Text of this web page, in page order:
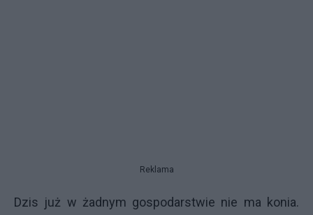
Reklama
Dzis już w żadnym gospodarstwie nie ma konia.